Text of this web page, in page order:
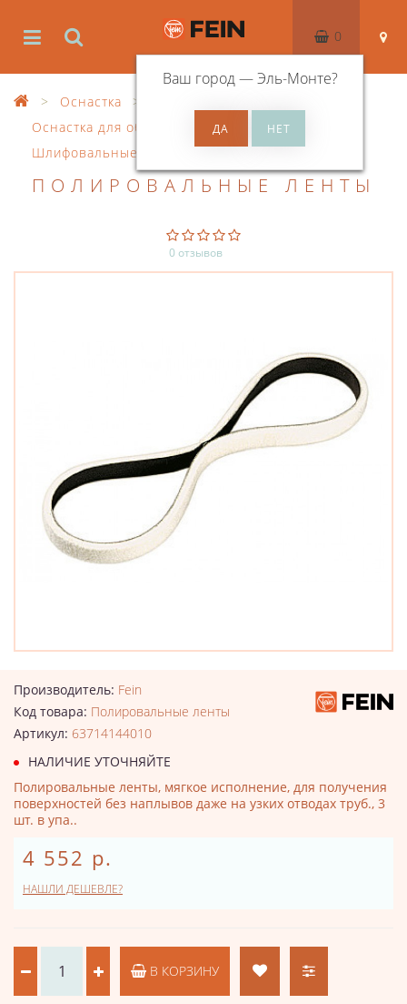
Ваш город —Эль-Монте?
0
Оснастка
Оснастка для обработки поверхностей
Шлифовальные ленты
ПОЛИРОВАЛЬНЫЕ ЛЕНТЫ
0 отзывов
Производитель: Fein
Код товара: Полировальные ленты
Артикул: 63714144010
НАЛИЧИЕ УТОЧНЯЙТЕ
Полировальные ленты, мягкое исполнение, для получения
поверхностей без наплывов даже на узких отводах труб., 3
шт. в упа..
4 552 р.
НАШЛИ ДЕШЕВЛЕ?
В КОРЗИНУ